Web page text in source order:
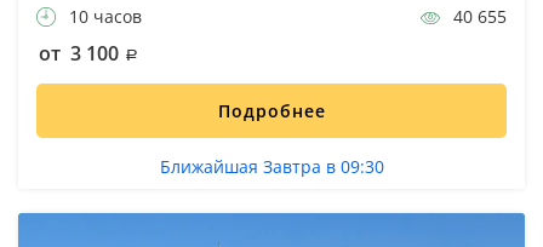
10 часов
40 655
от 3 100
Подробнее
Ближайшая Завтра в 09:30